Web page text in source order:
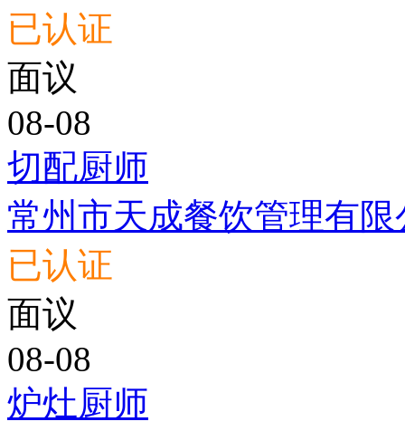
已认证
面议
08-08
切配厨师
常州市天成餐饮管理有限
已认证
面议
08-08
炉灶厨师